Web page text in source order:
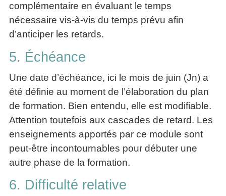
complémentaire en évaluant le temps
nécessaire vis-à-vis du temps prévu afin
d’anticiper les retards.
5. Échéance
Une date d’échéance, ici le mois de juin (Jn) a
été définie au moment de l’élaboration du plan
de formation. Bien entendu, elle est modifiable.
Attention toutefois aux cascades de retard. Les
enseignements apportés par ce module sont
peut-être incontournables pour débuter une
autre phase de la formation.
6. Difficulté relative